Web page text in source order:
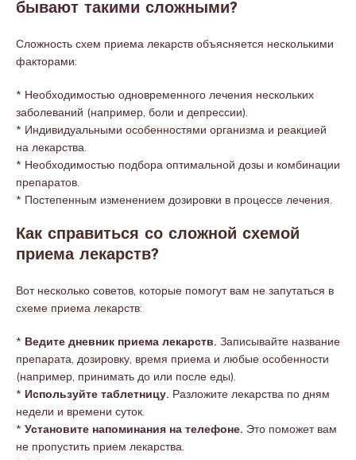
бывают такими сложными?
Сложность схем приема лекарств объясняется несколькими
факторами:
* Необходимостью одновременного лечения нескольких
заболеваний (например, боли и депрессии).
* Индивидуальными особенностями организма и реакцией
на лекарства.
* Необходимостью подбора оптимальной дозы и комбинации
препаратов.
* Постепенным изменением дозировки в процессе лечения.
Как справиться со сложной схемой
приема лекарств?
Вот несколько советов, которые помогут вам не запутаться в
схеме приема лекарств:
* Ведите дневник приема лекарств. Записывайте название
препарата, дозировку, время приема и любые особенности
(например, принимать до или после еды).
* Используйте таблетницу. Разложите лекарства по дням
недели и времени суток.
* Установите напоминания на телефоне. Это поможет вам
не пропустить прием лекарства.